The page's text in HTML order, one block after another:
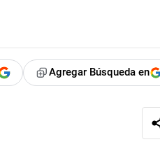
Agregar Búsqueda en